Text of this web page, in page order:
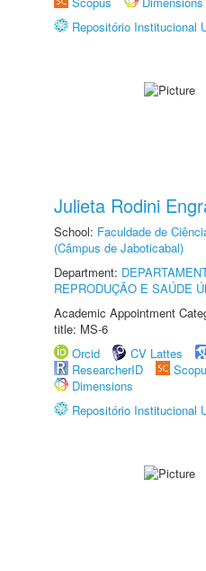
Repositório Institucional
Julieta Rodini
School: Faculdade de
(Câmpus de Jaboticabal)
Department:
REPRODUÇÃO E SAÚDE
Academic Appointment
title: MS-6
Orcid
CV Lattes
ResearcherID
Dimensions
Repositório Institucional